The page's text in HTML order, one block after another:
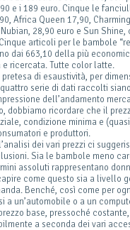
e i 189 euro. Cinque le
Africa Queen 17,90,
28,90 euro e Sun Shine,
articoli per le bambole
dai 663,10 della più
ricercata. Tutte color latte.
pretesa di esaustività, per
serie di dati raccolti
dell’andamento
dobbiamo ricordare che il
condizione minima e
e produttori.
dei vari prezzi ci
Sia le bambole meno
assoluti rappresentano
come questo sia a livello
Benché, così come per
a un’automobile o a un
base, pressoché
a seconda dei vari